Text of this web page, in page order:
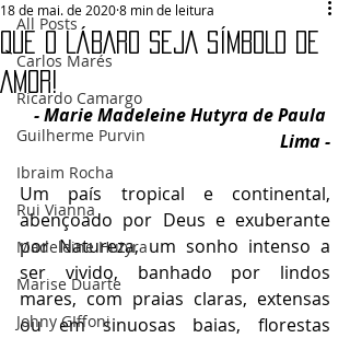
All Posts
Carlos Marés
Ricardo Camargo
Guilherme Purvin
Ibraim Rocha
Rui Vianna
Madeleine Hutyra
Marise Duarte
Johny GIffoni
QUE O LÁBARO SEJA SÍMBOLO DE
AMOR!
18 de mai. de 20208 min de leitura
- Marie Madeleine Hutyra de Paula
Lima -
Um país tropical e continental,
abençoado por Deus e exuberante
por Natureza, um sonho intenso a
ser vivido, banhado por lindos
mares, com praias claras, extensas
ou em sinuosas baias, florestas